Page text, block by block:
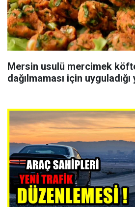
Mersin usulü mercimek
dağılmaması için